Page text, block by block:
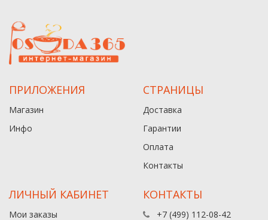
ПРИЛОЖЕНИЯ
Магазин
Инфо
СТРАНИЦЫ
Доставка
Гарантии
Оплата
Контакты
ЛИЧНЫЙ КАБИНЕТ
Мои заказы
КОНТАКТЫ
+7 (499) 112-08-42